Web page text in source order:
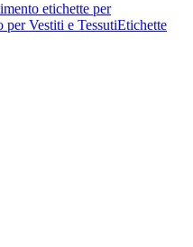
etichette per
per Vestiti e TessutiEtichette